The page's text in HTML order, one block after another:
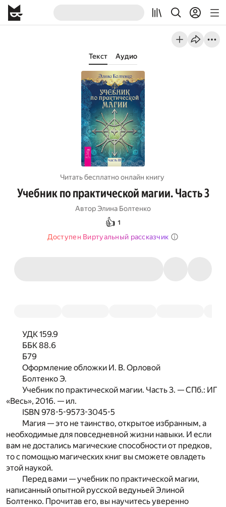
Текст Аудио
Читать бесплатно онлайн книгу
Учебник по практической магии. Часть 3
АвторЭлина Болтенко
👍 1
Доступен Виртуальный рассказчик
УДК 159.9
ББК 88.6
Б79
Оформление обложки И. В. Орловой
Болтенко Э.
Учебник по практической магии. Часть 3. — СПб.: ИГ
«Весь», 2016. — ил.
ISBN 978-5-9573-3045-5
Магия — это не таинство, открытое избранным, а
необходимые для повседневной жизни навыки. И если
вам не достались магические способности от предков,
то с помощью магических книг вы сможете овладеть
этой наукой.
Перед вами — учебник по практической магии,
написанный опытной русской ведуньей Элиной
Болтенко. Прочитав его, вы научитесь уверенно